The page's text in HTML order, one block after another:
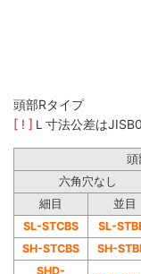
頭部Rタ
[ ! ] Ｌ寸法公差は
頭
六角穴なし
細目
並目
SL-STCBS
SL-
SH-STCBS
SH-
SHD-